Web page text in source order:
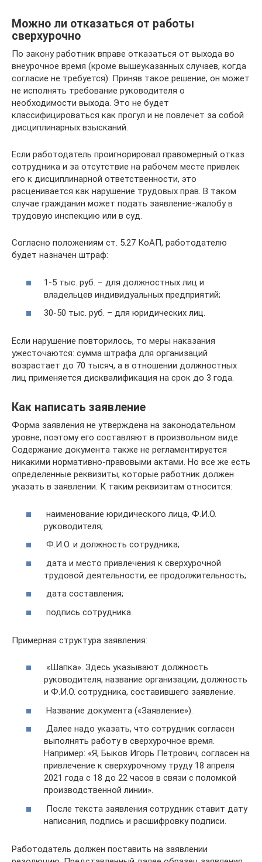
Можно ли отказаться от работы
сверхурочно
По закону работник вправе отказаться от выхода во
внеурочное время (кроме вышеуказанных случаев, когда
согласие не требуется). Приняв такое решение, он может
не исполнять требование руководителя о
необходимости выхода. Это не будет
классифицироваться как прогул и не повлечет за собой
дисциплинарных взысканий.
Если работодатель проигнорировал правомерный отказ
сотрудника и за отсутствие на рабочем месте привлек
его к дисциплинарной ответственности, это
расценивается как нарушение трудовых прав. В таком
случае гражданин может подать заявление-жалобу в
трудовую инспекцию или в суд.
Согласно положениям ст. 5.27 КоАП, работодателю
будет назначен штраф:
1-5 тыс. руб. – для должностных лиц и
владельцев индивидуальных предприятий;
30-50 тыс. руб. – для юридических лиц.
Если нарушение повторилось, то меры наказания
ужесточаются: сумма штрафа для организаций
возрастает до 70 тысяч, а в отношении должностных
лиц применяется дисквалификация на срок до 3 года.
Как написать заявление
Форма заявления не утверждена на законодательном
уровне, поэтому его составляют в произвольном виде.
Содержание документа также не регламентируется
никакими нормативно-правовыми актами. Но все же есть
определенные реквизиты, которые работник должен
указать в заявлении. К таким реквизитам относится:
наименование юридического лица, Ф.И.О.
руководителя;
Ф.И.О. и должность сотрудника;
дата и место привлечения к сверхурочной
трудовой деятельности, ее продолжительность;
дата составления;
подпись сотрудника.
Примерная структура заявления:
«Шапка». Здесь указывают должность
руководителя, название организации, должность
и Ф.И.О. сотрудника, составившего заявление.
Название документа («Заявление»).
Далее надо указать, что сотрудник согласен
выполнять работу в сверхурочное время.
Например: «Я, Быков Игорь Петрович, согласен на
привлечение к сверхурочному труду 18 апреля
2021 года с 18 до 22 часов в связи с поломкой
производственной линии».
После текста заявления сотрудник ставит дату
написания, подпись и расшифровку подписи.
Работодатель должен поставить на заявлении